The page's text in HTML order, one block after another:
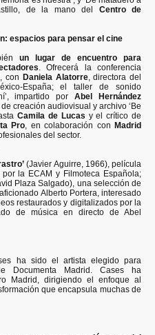
de la mano del Centro de
espacios para pensar el cine
un lugar de encuentro para
. Ofrecerá la conferencia
con Daniela Alatorre, directora del
España; el taller de sonido
impartido porAbel Hernández
creación audiovisual y archivo ‘Be
Camila de Lucas y el crítico de
Pro , en colaboración conMadrid
del sector.
(Javier Aguirre, 1966), película
la ECAM y Filmoteca Española;
Plaza Salgado), una selección de
Alberto Portera, interesado
restaurados y digitalizados por la
de música en directo de Abel
ha sido el artista elegido para
Documenta Madrid. Cases ha
Madrid, dirigiendo el enfoque al
que encapsula muchas de